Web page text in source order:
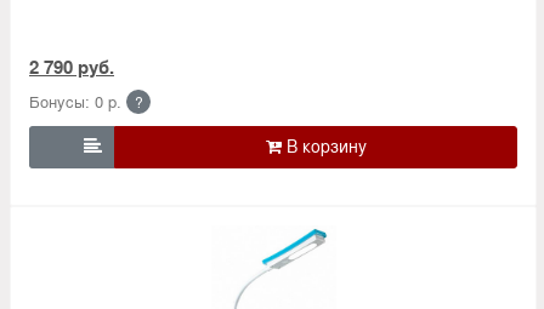
2 790 руб.
Бонусы: 0 р. ?
